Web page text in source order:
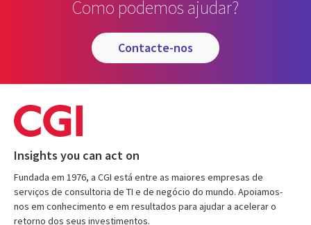
Como podemos ajudar?
contacte-nos
Insights you can act on
Fundada em 1976, a CGI está entre as maiores empresas de
serviços de consultoria de TI e de negócio do mundo. Apoiamos-
nos em conhecimento e em resultados para ajudar a acelerar o
retorno dos seus investimentos.